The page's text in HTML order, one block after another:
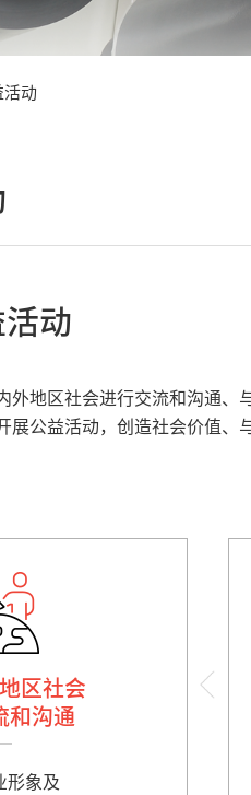
活动
动
外地区社会进行交流和沟通、
公益活动，创造社会价值、
区社会
和沟通
形象及